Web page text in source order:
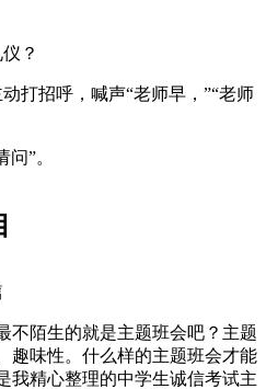
？
打招呼，喊声“老师早，”“老师
”。
不陌生的就是主题班会吧？主题
趣味性。什么样的主题班会才能
我精心整理的中学生诚信考试主